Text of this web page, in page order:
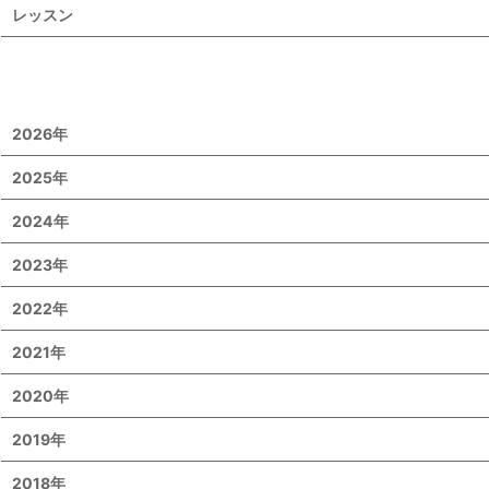
レッスン
2026年
2025年
2024年
2023年
2022年
2021年
2020年
2019年
2018年